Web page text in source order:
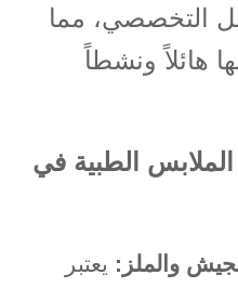
التخصصي، مما
هائلاً ونشطاً
الطبية في
والملز : يعتبر